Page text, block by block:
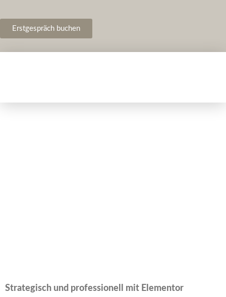
Erstgespräch buchen
Strategisch und professionell mit Elementor